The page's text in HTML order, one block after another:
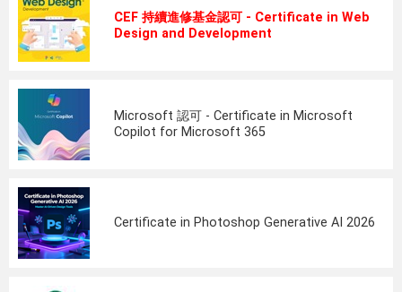
CEF 持續進修基金認可 - Certificate in Web
Design and Development
Microsoft 認可 - Certificate in Microsoft
Copilot for Microsoft 365
Certificate in Photoshop Generative AI 2026